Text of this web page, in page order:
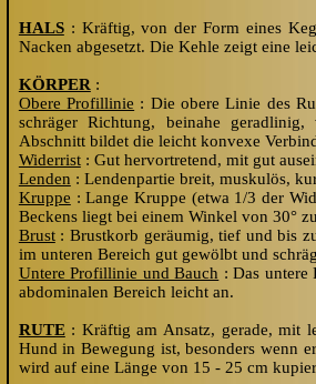
HALS: Kräftig, von der Form eines
Nacken abgesetzt. Die Kehle zeigt eine
KÖRPER :
Obere Profillinie : Die obere Linie des
schräger Richtung, beinahe
Abschnitt bildet die leicht konvexe
Widerrist: Gut hervortretend, mit gut
Lenden : Lendenpartie breit, muskulös,
Kruppe : Lange Kruppe (etwa 1/3 der
Beckens liegt bei einem Winkel von 30°
Brust: Brustkorb geräumig, tief und bis
im unteren Bereich gut gewölbt und
Untere Profillinie und Bauch : Das untere
abdominalen Bereich leicht an.
RUTE: Kräftig am Ansatz, gerade, mit
Hund in Bewegung ist, besonders wenn
wird auf eine Länge von 15 - 25 cm